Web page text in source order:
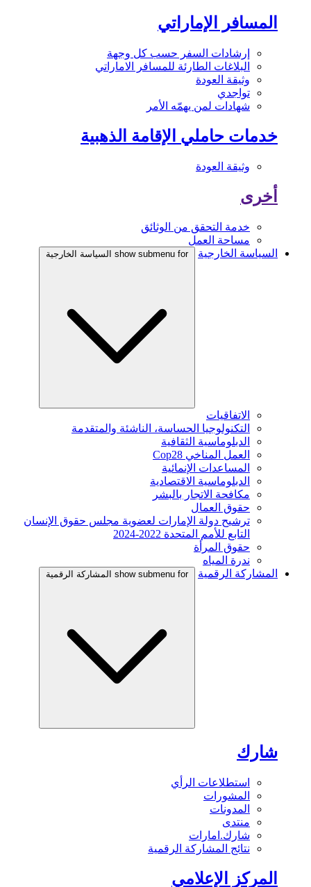
المسافر الإماراتي
إرشادات السفر حسب كل وجهة
البلاغات الطارئة للمسافر الاماراتي
وثيقة العودة
تواجدي
شهادات لمن يهمّه الأمر
خدمات حاملي الإقامة الذهبية
وثيقة العودة
أخرى
خدمة التحقق من الوثائق
مساحة العمل
السياسة الخارجية
show submenu for السياسة الخارجية
الاتفاقيات
التكنولوجيا الحساسة، الناشئة والمتقدمة
الدبلوماسية الثقافية
العمل المناخي Cop28
المساعدات الإنمائية
الدبلوماسية الاقتصادية
مكافحة الاتجار بالبشر
حقوق العمال
ترشيح دولة الإمارات لعضوية مجلس حقوق الإنسان
التابع للأمم المتحدة 2022-2024
حقوق المرأة
ندرة المياه
المشاركة الرقمية
show submenu for المشاركة الرقمية
شارك
استطلاعات الرأي
المشورات
المدونات
منتدى
شارك.امارات
نتائج المشاركة الرقمية
المركز الإعلامي